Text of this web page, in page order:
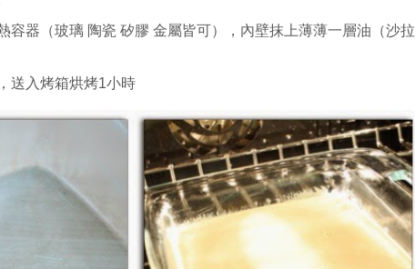
容器（玻璃 陶瓷 矽膠 金屬皆可），內壁抹上薄薄一層油（沙拉
送入烤箱烘烤1小時